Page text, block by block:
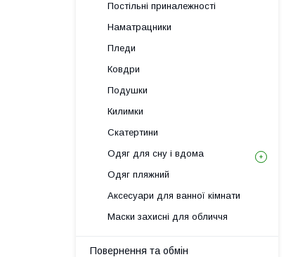
Постільні приналежності
Наматрацники
Пледи
Ковдри
Подушки
Килимки
Скатертини
Одяг для сну і вдома
Одяг пляжний
Аксесуари для ванної кімнати
Маски захисні для обличчя
Повернення та обмін